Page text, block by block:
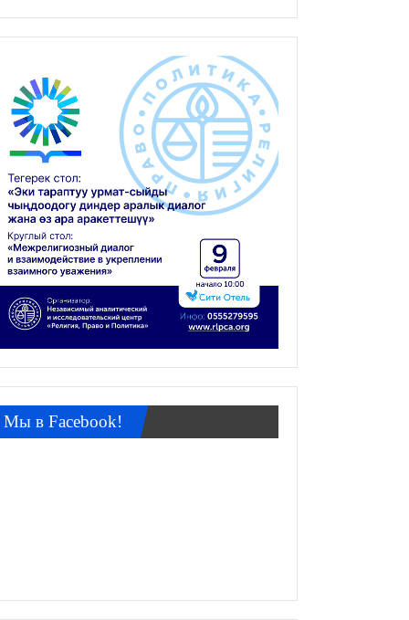
Мы в Facebook!